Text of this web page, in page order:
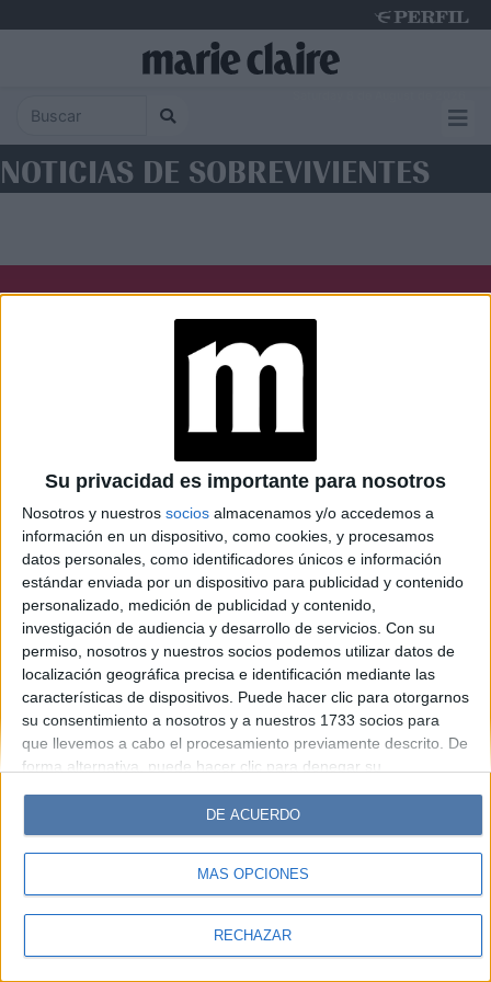
Su privacidad es importante para nosotros
Nosotros y nuestros socios almacenamos y/o accedemos a
información en un dispositivo, como cookies, y procesamos
datos personales, como identificadores únicos e información
estándar enviada por un dispositivo para publicidad y contenido
personalizado, medición de publicidad y contenido,
investigación de audiencia y desarrollo de servicios. Con su
permiso, nosotros y nuestros socios podemos utilizar datos de
localización geográfica precisa e identificación mediante las
características de dispositivos. Puede hacer clic para otorgarnos
su consentimiento a nosotros y a nuestros 1733 socios para
que llevemos a cabo el procesamiento previamente descrito. De
forma alternativa, puede hacer clic para denegar su
cambiar sus preferencias antes de otorgar su consentimiento.
Tenga en cuenta que algún procesamiento de sus datos
personales puede no requerir de su consentimiento, pero usted
tiene el derecho de rechazar tal procesamiento. Sus
sus preferencias o retirar su consentimiento en cualquier
MÁS OPCIONES
RECHAZAR
DE ACUERDO
NOTICIAS DE SOBREVIVIENTES
Caras Noticias
Weekend Parabrisas
Look
Luz Mía Lunateen Break BATimes
© Perfil.com 2006-2019 - Todos los derechos reservados
Registro de Propiedad Intelectual: Nro. 5346433